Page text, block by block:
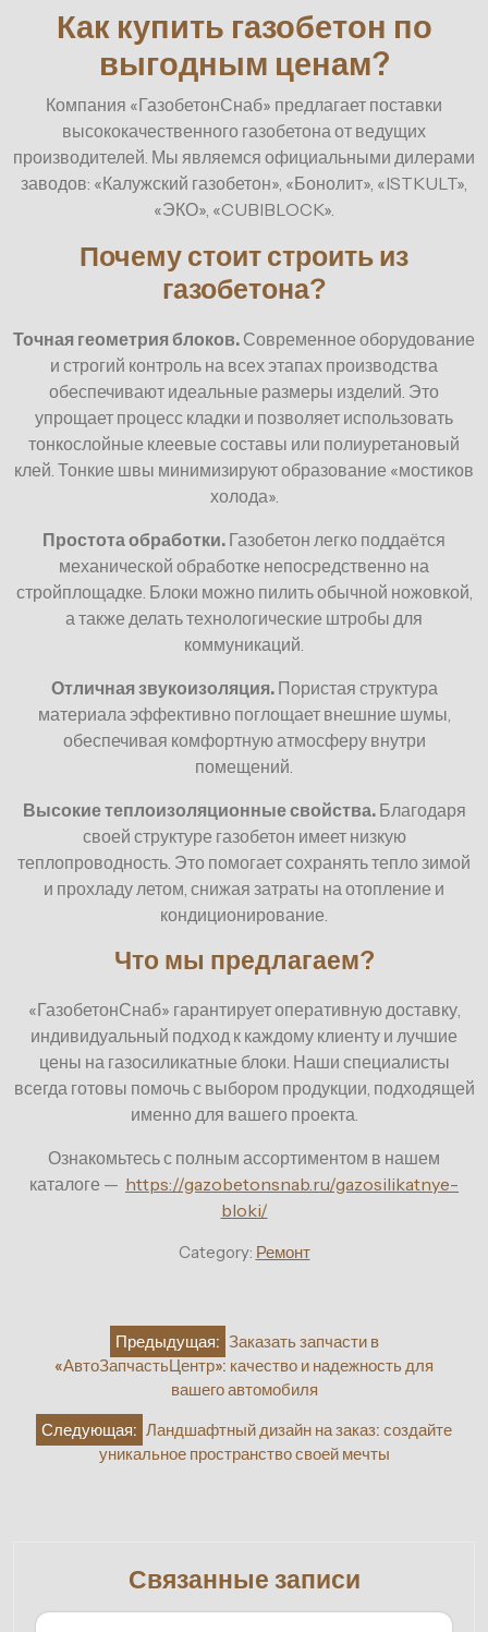
Как купить газобетон по
выгодным ценам?
Компания «ГазобетонСнаб» предлагает поставки
высококачественного газобетона от ведущих
производителей. Мы являемся официальными дилерами
заводов: «Калужский газобетон», «Бонолит», «ISTKULT»,
«ЭКО», «CUBIBLOCK».
Почему стоит строить из
газобетона?
Точная геометрия блоков. Современное оборудование
и строгий контроль на всех этапах производства
обеспечивают идеальные размеры изделий. Это
упрощает процесс кладки и позволяет использовать
тонкослойные клеевые составы или полиуретановый
клей. Тонкие швы минимизируют образование «мостиков
холода».
Простота обработки. Газобетон легко поддаётся
механической обработке непосредственно на
стройплощадке. Блоки можно пилить обычной ножовкой,
а также делать технологические штробы для
коммуникаций.
Отличная звукоизоляция. Пористая структура
материала эффективно поглощает внешние шумы,
обеспечивая комфортную атмосферу внутри
помещений.
Высокие теплоизоляционные свойства. Благодаря
своей структуре газобетон имеет низкую
теплопроводность. Это помогает сохранять тепло зимой
и прохладу летом, снижая затраты на отопление и
кондиционирование.
Что мы предлагаем?
«ГазобетонСнаб» гарантирует оперативную доставку,
индивидуальный подход к каждому клиенту и лучшие
цены на газосиликатные блоки. Наши специалисты
всегда готовы помочь с выбором продукции, подходящей
именно для вашего проекта.
Ознакомьтесь с полным ассортиментом в нашем
каталоге — https://gazobetonsnab.ru/gazosilikatnye-
bloki/
Category: Ремонт
НавигацияПредыдущая: Заказать запчасти в
«АвтоЗапчастьЦентр»: качество и надежность для
вашего автомобиля
Следующая: Ландшафтный дизайн на заказ: создайте
уникальное пространство своей мечты
Связанные записи